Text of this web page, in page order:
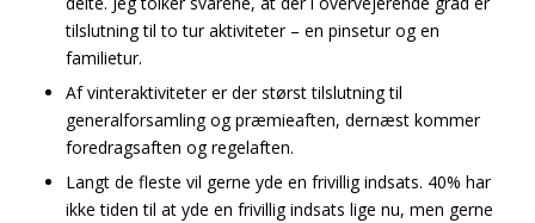
tilslutning til to tur aktiviteter – en pinsetur og en
familietur.
Af vinteraktiviteter er der størst tilslutning til
generalforsamling og præmieaften, dernæst kommer
foredragsaften og regelaften.
Langt de fleste vil gerne yde en frivillig indsats. 40% har
ikke tiden til at yde en frivillig indsats lige nu, men gerne